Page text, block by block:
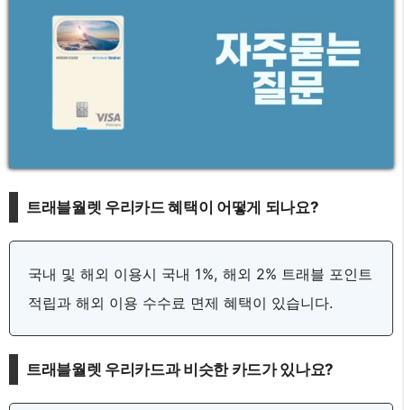
트래블월렛 우리카드 혜택이 어떻게 되나요?
국내 및 해외 이용시 국내 1%, 해외 2% 트래블 포인트
적립과 해외 이용 수수료 면제 혜택이 있습니다.
트래블월렛 우리카드과 비슷한 카드가 있나요?